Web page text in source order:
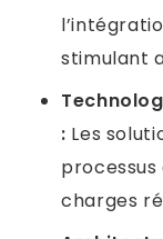
stimulant
: Les
charges